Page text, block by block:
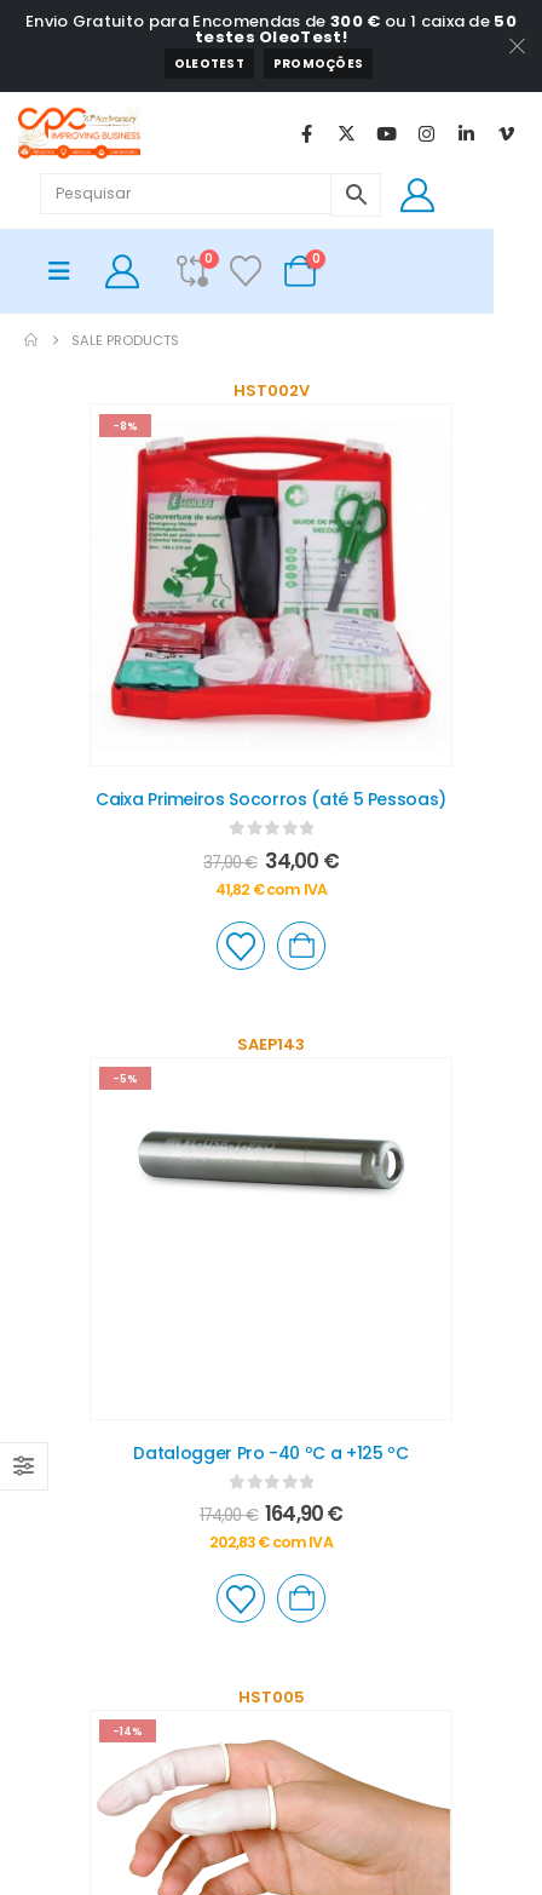
Envio Gratuito para Encomendas de 300 € ou 1 caixa de 50
testes OleoTest!
OLEOTEST PROMOÇÕES
0 0
SALE PRODUCTS
HST002V
-8%
Caixa Primeiros Socorros (até 5 Pessoas)
out of 5
37,00€ 34,00 €
41,82 €com IVA
SAEP143
-5%
Datalogger Pro -40 ºC a +125 ºC
out of 5
174,00€ 164,90€
202,83€com IVA
HST005
-14%